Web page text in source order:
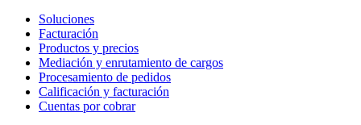
Soluciones
Facturación
Productos y precios
Mediación y enrutamiento de cargos
Procesamiento de pedidos
Calificación y facturación
Cuentas por cobrar